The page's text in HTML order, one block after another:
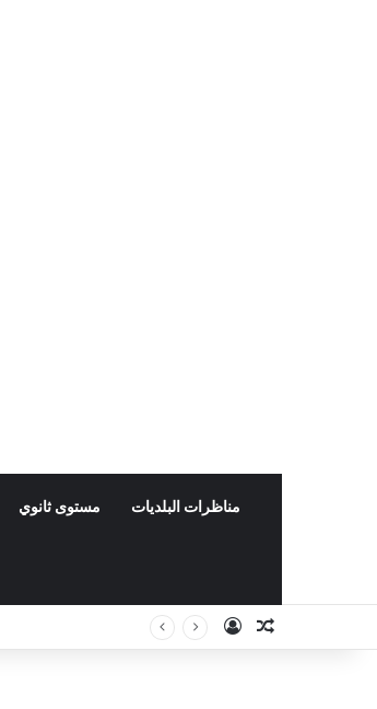
مستوى ثانوي مناظرات البلديات
Connexion
Article